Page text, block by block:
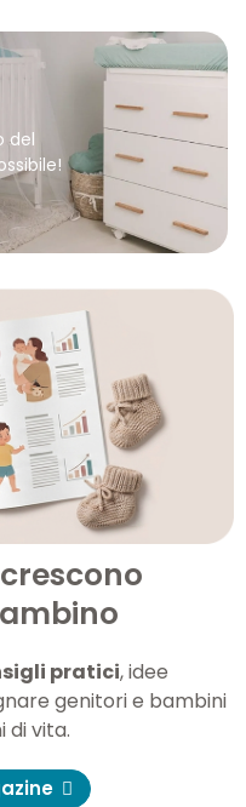
del
pratici, idee
genitori e bambini
di vita.